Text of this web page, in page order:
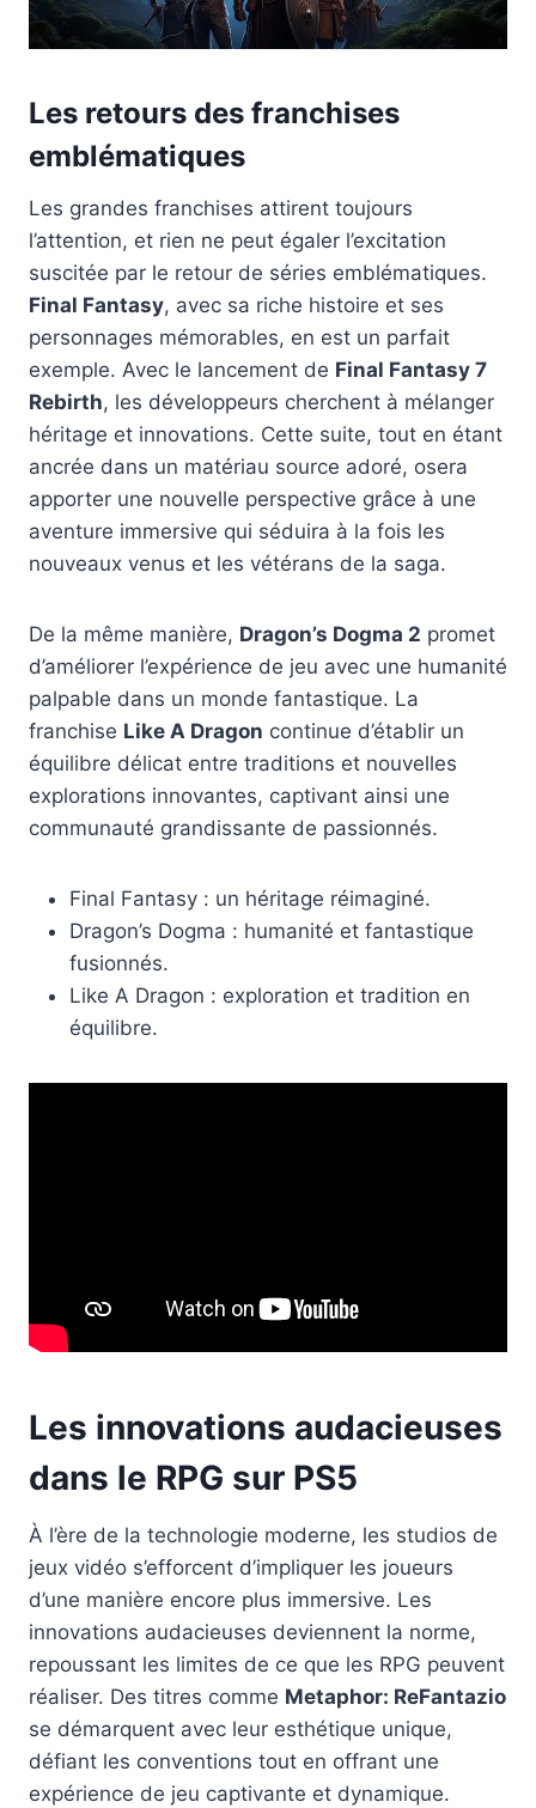
Les retours des franchises
emblématiques
Les grandes franchises attirent toujours
l’attention, et rien ne peut égaler l’excitation
suscitée par le retour de séries emblématiques.
Final Fantasy, avec sa riche histoire et ses
personnages mémorables, en est un parfait
exemple. Avec le lancement de Final Fantasy 7
Rebirth, les développeurs cherchent à mélanger
héritage et innovations. Cette suite, tout en étant
ancrée dans un matériau source adoré, osera
apporter une nouvelle perspective grâce à une
aventure immersive qui séduira à la fois les
nouveaux venus et les vétérans de la saga.
De la même manière, Dragon’s Dogma 2 promet
d’améliorer l’expérience de jeu avec une humanité
palpable dans un monde fantastique. La
franchise Like A Dragon continue d’établir un
équilibre délicat entre traditions et nouvelles
explorations innovantes, captivant ainsi une
communauté grandissante de passionnés.
Final Fantasy : un héritage réimaginé.
Dragon’s Dogma : humanité et fantastique
fusionnés.
Like A Dragon : exploration et tradition en
équilibre.
Les innovations audacieuses
dans le RPG sur PS5
À l’ère de la technologie moderne, les studios de
jeux vidéo s’efforcent d’impliquer les joueurs
d’une manière encore plus immersive. Les
innovations audacieuses deviennent la norme,
repoussant les limites de ce que les RPG peuvent
réaliser. Des titres comme Metaphor: ReFantazio
se démarquent avec leur esthétique unique,
défiant les conventions tout en offrant une
expérience de jeu captivante et dynamique.